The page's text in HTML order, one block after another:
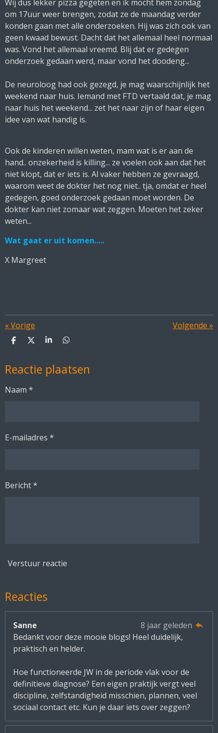
Wij dus lekker pizza gegeten en ik mocht hem zondag
om 17uur weer brengen, zodat ze de maandag verder
konden gaan met alle onderzoeken. Hij was zich ook van
geen kwaad bewust. Dacht dat het allemaal heel normaal
was. Vond het allemaal vreemd. Blij dat er gedegen
onderzoek gedaan werd, maar vond het doodeng...
De neuroloog had ook gezegd, je mag waarschijnlijk het
weekend naar huis. Iemand met FTD vertaald dat, je mag
naar huis het weekend... zet het naar zijn of haar eigen
idee van wat handig is.
Ook de kinderen willen weten, mam wat is er aan de
hand.. onzekerheid is killing... ze voelen ook aan dat het
niet klopt, dat er iets is. Al vaker hebben ze gevraagd,
waarom weet de dokter het nog niet.. tja, omdat er heel
gedegen, goed onderzoek gedaan moet worden. De
dokter kan niet zomaar wat zeggen. Moeten het zeker
weten...
Wat gaat er uit komen.....
X Margreet
«Vorige Volgende »
D
e
n
D
l
S
r
e
D
e
n
Reactie plaatsen
Naam *
E-mailadres *
Bericht *
Verstuur reactie
Reacties
Sanne
8 jaar geleden
Bedankt voor deze mooie blogs! Heel duidelijk,
praktisch en helder.
Hoe functioneerde JW in de periode vlak voor de
definitieve diagnose? Een eigen praktijk vergt veel
discipline, zelfstandigheid misschien, plannen, veel
sociaal contact etc. Kun je daar iets over zeggen?